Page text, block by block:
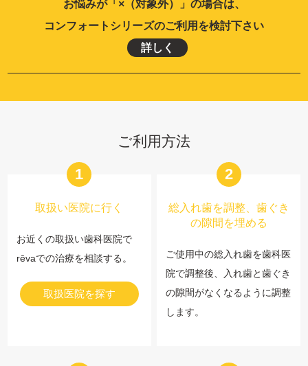
お悩みが「×（対象外）」の場合は、
コンフォートシリーズのご利用を検討下さい
詳しく
ご利用方法
1
取扱い医院に行く
お近くの取扱い歯科医院で
rēvaでの治療を相談する。
取扱医院を探す
2
総入れ歯を調整、歯ぐき
の隙間を埋める
ご使用中の総入れ歯を歯科医
院で調整後、入れ歯と歯ぐき
の隙間がなくなるように調整
します。